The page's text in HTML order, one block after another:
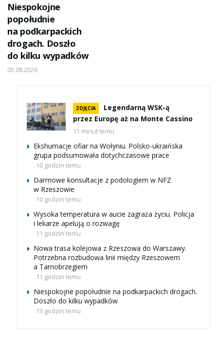
Niespokojne
popołudnie
na podkarpackich
drogach. Doszło
do kilku wypadków
05.08.2026
ZDJĘCIA
Legendarną WSK-ą
przez Europę aż na Monte Cassino
11 minut temu
Ekshumacje ofiar na Wołyniu. Polsko-ukraińska
grupa podsumowała dotychczasowe prace
10 godzin temu
Darmowe konsultacje z podologiem w NFZ
w Rzeszowie
10 godzin temu
Wysoka temperatura w aucie zagraża życiu. Policja
i lekarze apelują o rozwagę
11 godzin temu
Nowa trasa kolejowa z Rzeszowa do Warszawy.
Potrzebna rozbudowa linii między Rzeszowem
a Tarnobrzegiem
11 godzin temu
Niespokojne popołudnie na podkarpackich drogach.
Doszło do kilku wypadków
13 godzin temu